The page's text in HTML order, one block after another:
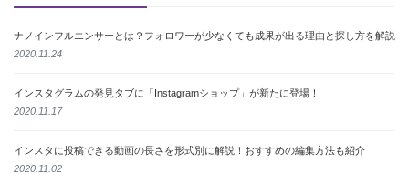
ナノインフルエンサーとは？フォロワーが少なくても成果が出る理由と探し方を解説
2020.11.24
インスタグラムの発見タブに「Instagramショップ」が新たに登場！
2020.11.17
インスタに投稿できる動画の長さを形式別に解説！おすすめの編集方法も紹介
2020.11.02